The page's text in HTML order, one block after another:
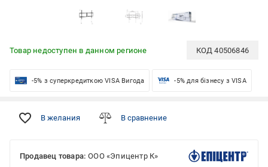
Товар недоступен в данном регионе КОД40506846
-5% з суперкредиткою VISA Вигода -5% для бізнесу з VISA
В желания В сравнение
Продавец товара: ООО «Эпицентр К»